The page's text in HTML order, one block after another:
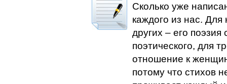
Сколько уже
каждого из нас.
других – его
поэтического, для
отношение к
потому что стихов